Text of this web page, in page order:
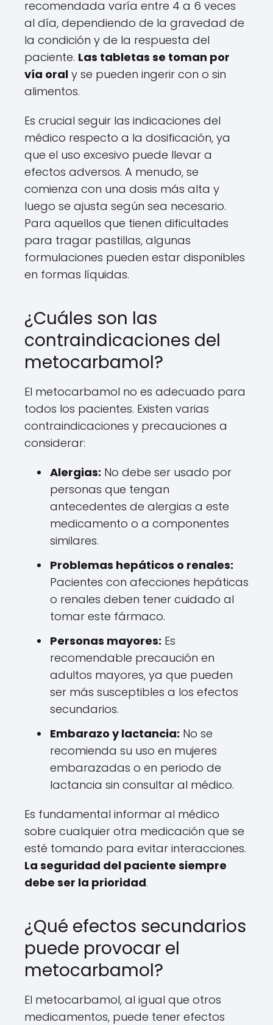
recomendada varía entre 4 a 6 veces
al día, dependiendo de la gravedad de
la condición y de la respuesta del
paciente. Las tabletas se toman por
vía oral y se pueden ingerir con o sin
alimentos.
Es crucial seguir las indicaciones del
médico respecto a la dosificación, ya
que el uso excesivo puede llevar a
efectos adversos. A menudo, se
comienza con una dosis más alta y
luego se ajusta según sea necesario.
Para aquellos que tienen dificultades
para tragar pastillas, algunas
formulaciones pueden estar disponibles
en formas líquidas.
¿Cuáles son las
contraindicaciones del
metocarbamol?
El metocarbamol no es adecuado para
todos los pacientes. Existen varias
contraindicaciones y precauciones a
considerar:
Alergias: No debe ser usado por
personas que tengan
antecedentes de alergias a este
medicamento o a componentes
similares.
Problemas hepáticos o renales:
Pacientes con afecciones hepáticas
o renales deben tener cuidado al
tomar este fármaco.
Personas mayores: Es
recomendable precaución en
adultos mayores, ya que pueden
ser más susceptibles a los efectos
secundarios.
Embarazo y lactancia: No se
recomienda su uso en mujeres
embarazadas o en periodo de
lactancia sin consultar al médico.
Es fundamental informar al médico
sobre cualquier otra medicación que se
esté tomando para evitar interacciones.
La seguridad del paciente siempre
debe ser la prioridad.
¿Qué efectos secundarios
puede provocar el
metocarbamol?
El metocarbamol, al igual que otros
medicamentos, puede tener efectos